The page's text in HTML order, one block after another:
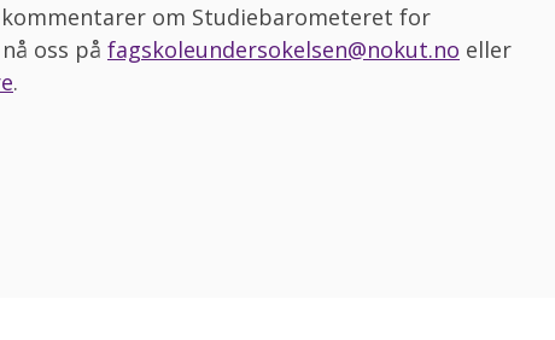
om Studiebarometeret for
oss på fagskoleundersokelsen@nokut.no eller
.